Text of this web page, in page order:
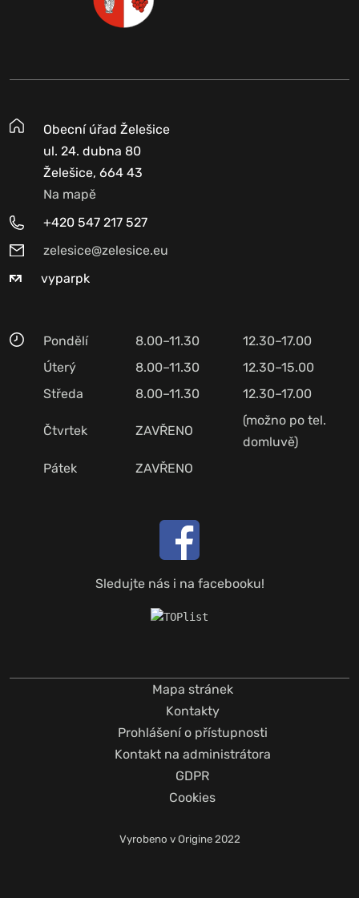
Obecní úřad Želešice
ul. 24. dubna 80
Želešice, 664 43
Na mapě
+420 547 217 527
zelesice@zelesice.eu
vyparpk
Pondělí 8.00–11.30
12.30–17.00
Úterý
8.00–11.30
12.30–15.00
Středa
8.00–11.30 12.30–17.00
Čtvrtek ZAVŘENO
(možno po tel.
domluvě)
Pátek
ZAVŘENO
Sledujte nás i na facebooku!
Mapa stránek
Kontakty
Prohlášení o přístupnosti
Kontakt na administrátora
GDPR
Cookies
Vyrobeno v Origine2022